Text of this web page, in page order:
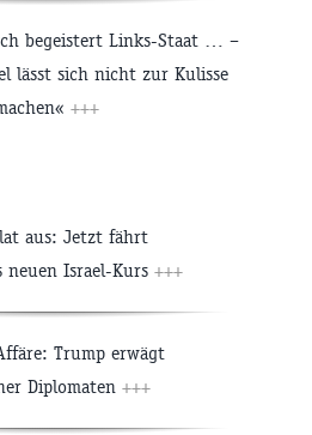
begeistert Links-Staat … –
lässt sich nicht zur Kulisse
+++
aus: Jetzt fährt
neuen Israel-Kurs +++
Trump erwägt
Diplomaten +++